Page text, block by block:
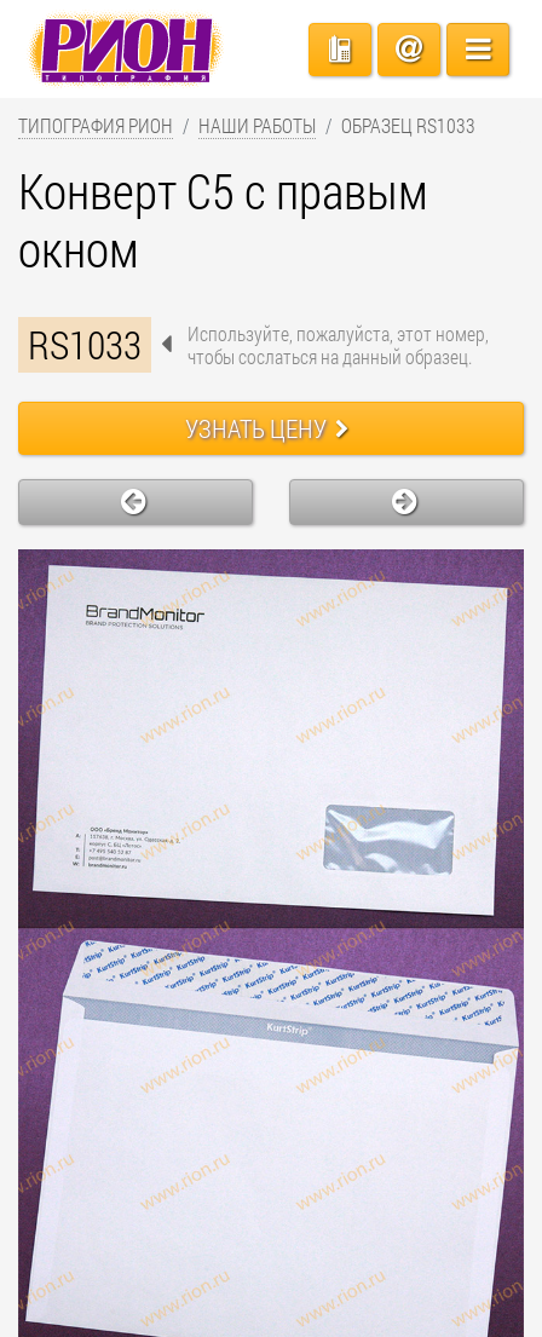
ТИПОГРАФИЯ РИОН НАШИ РАБОТЫ ОБРАЗЕЦ RS1033
Конверт С5 с правым
окном
RS1033
Используйте, пожалуйста, этот номер,
чтобы сослаться на данный образец.
УЗНАТЬ ЦЕНУ